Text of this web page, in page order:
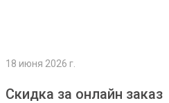
18 июня 2026 г.
Скидка за онлайн заказ